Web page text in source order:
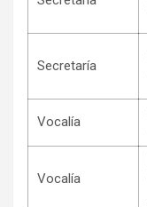
Secretaría
Vocalía
Vocalía